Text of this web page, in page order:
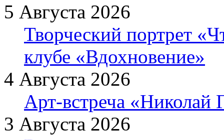
5 Августа 2026
Творческий портрет
клубе «Вдохновение»
4 Августа 2026
Арт-встреча «Николай
3 Августа 2026